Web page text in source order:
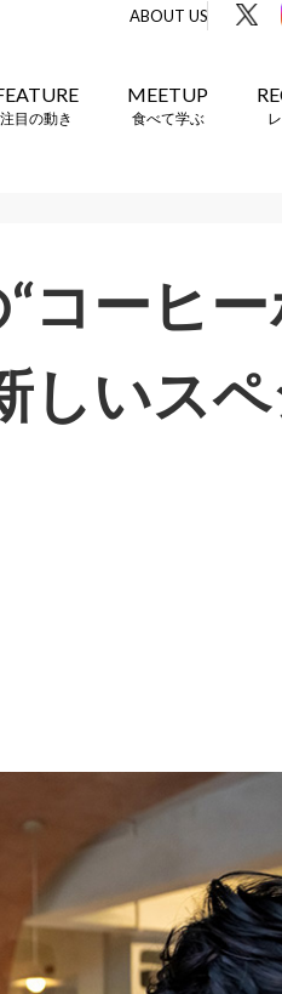
ABOUT US
注目の動き
MEETUP
食べて学ぶ
コーヒ
しいス